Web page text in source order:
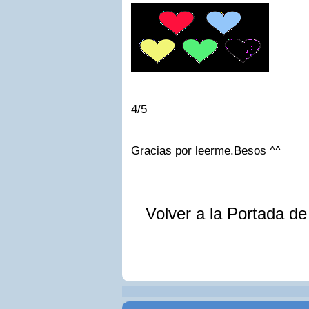
4/5
Gracias por leerme.Besos ^^
Volver a la Portada